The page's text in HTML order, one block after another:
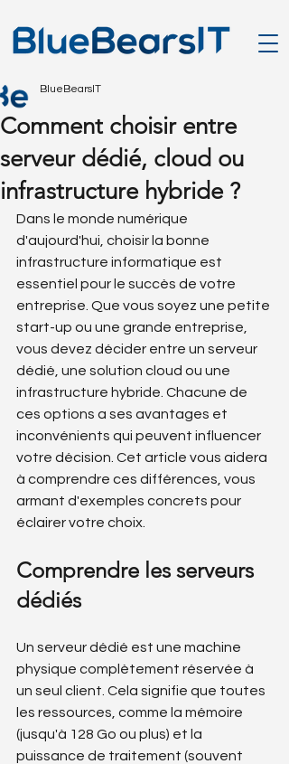
Comment choisir entre
serveur dédié, cloud ou
infrastructure hybride ?
BlueBearsIT
Dans le monde numérique
d'aujourd'hui, choisir la bonne
infrastructure informatique est
essentiel pour le succès de votre
entreprise. Que vous soyez une petite
start-up ou une grande entreprise,
vous devez décider entre un serveur
dédié, une solution cloud ou une
infrastructure hybride. Chacune de
ces options a ses avantages et
inconvénients qui peuvent influencer
votre décision. Cet article vous aidera
à comprendre ces différences, vous
armant d'exemples concrets pour
éclairer votre choix.
Comprendre les serveurs
dédiés
Un serveur dédié est une machine
physique complètement réservée à
un seul client. Cela signifie que toutes
les ressources, comme la mémoire
(jusqu'à 128 Go ou plus) et la
puissance de traitement (souvent